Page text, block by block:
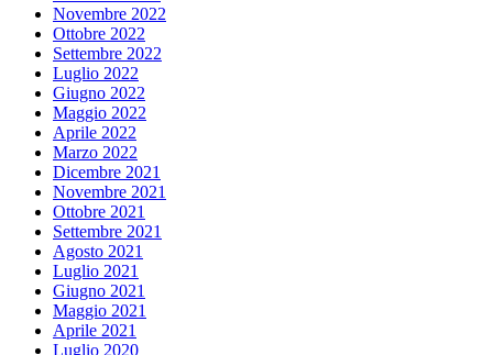
Novembre 2022
Ottobre 2022
Settembre 2022
Luglio 2022
Giugno 2022
Maggio 2022
Aprile 2022
Marzo 2022
Dicembre 2021
Novembre 2021
Ottobre 2021
Settembre 2021
Agosto 2021
Luglio 2021
Giugno 2021
Maggio 2021
Aprile 2021
Luglio 2020